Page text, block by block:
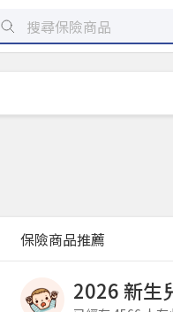
保險商品推薦
2026 新生